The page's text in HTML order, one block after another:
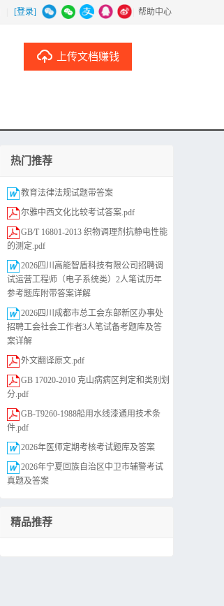
[登录] 帮助中心
上传文档赚钱
热门推荐
教育法律法规试题带答案
尔雅中西文化比较考试答案.pdf
GB∕T 16801-2013 织物调理剂抗静电性能
的测定.pdf
2026四川高能智盾科技有限公司招聘调
试运营工程师（电子系统类）2人笔试历年
参考题库附带答案详解
2026四川成都市总工会东部新区办事处
招聘工会社会工作者3人笔试备考题库及答
案详解
外文翻译原文.pdf
GB 17020-2010 克山病病区判定和类别划
分.pdf
GB-T9260-1988船用水线漆通用技术条
件.pdf
2026年医师定期考核考试题库及答案
2026年宁夏回族自治区中卫市辅警考试
真题及答案
精品推荐